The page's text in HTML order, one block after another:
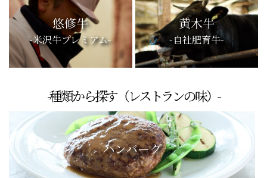
悠修牛
-米沢牛プレミアム-
黄木牛
-自社肥育牛-
-種類から探す（レストランの味）-
ハンバーグ